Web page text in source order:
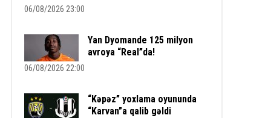
06/08/2026 23:00
Yan Dyomande 125 milyon
avroya “Real”da!
06/08/2026 22:00
“Kəpəz” yoxlama oyununda
“Karvan”a qalib gəldi